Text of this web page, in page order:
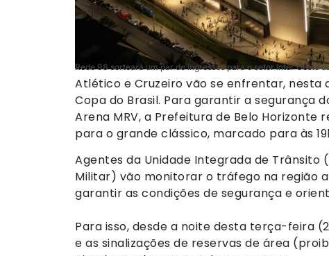
Rede 98 sorteará um par de ingressos para o setor Inter Oeste
Atlético e Cruzeiro vão se enfrentar,
Copa do Brasil. Para garantir a segurança
Arena MRV, a Prefeitura de Belo
para o grande clássico, marcado para às
Agentes da Unidade Integrada de Trânsito
Militar) vão monitorar o tráfego na região
garantir as condições de segurança e
Para isso, desde a noite desta terça-feira
e as sinalizações de reservas de área